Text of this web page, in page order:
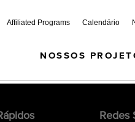
Affiliated Programs Calendário
NOSSOS
Redes